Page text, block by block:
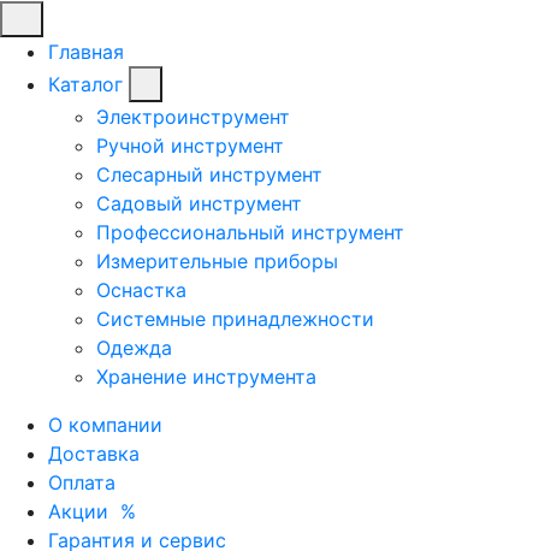
Главная
Каталог
Электроинструмент
Ручной инструмент
Слесарный инструмент
Садовый инструмент
Профессиональный инструмент
Измерительные приборы
Оснастка
Системные принадлежности
Одежда
Хранение инструмента
О компании
Доставка
Оплата
Акции %
Гарантия и сервис